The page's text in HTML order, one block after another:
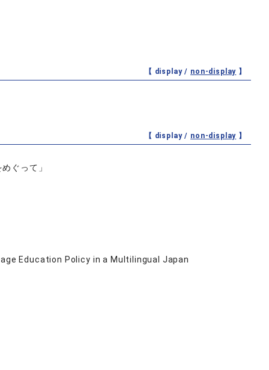
【 display / non-display 】
【 display / non-display 】
ぐって」
Education Policy in a Multilingual Japan